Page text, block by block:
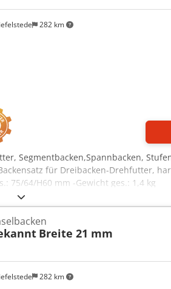
282 km
Segmentbacken,Spannbacken,
für Dreibacken-Drehfutter,
75/64/H60 mm -Gewicht ges.: 1,4 kg
282 km
Breite 21 mm